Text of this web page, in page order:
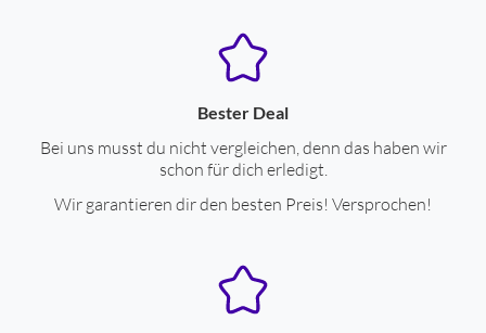
Integriertes Mikrofon
ja
Google Assistant kompatibel
ja
Bester Deal
Bei uns musst du nicht vergleichen, denn das haben wir
schon für dich erledigt.
Wir garantieren dir den besten Preis! Versprochen!